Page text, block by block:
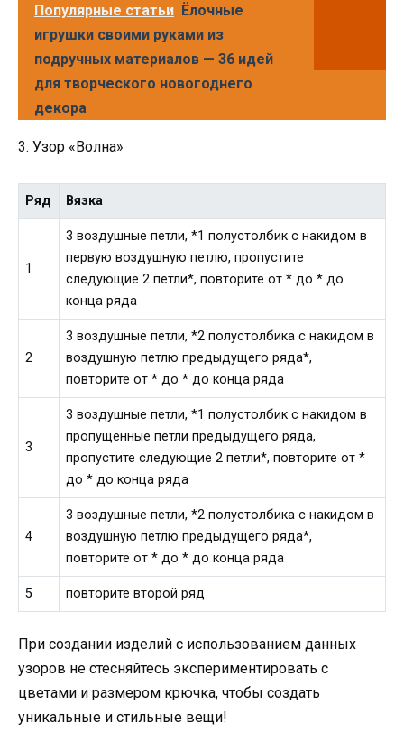
Популярные статьи Ёлочные
игрушки своими руками из
подручных материалов — 36 идей
для творческого новогоднего
декора
3. Узор «Волна»
Ряд Вязка
1
3 воздушные петли, *1 полустолбик с накидом в
первую воздушную петлю, пропустите
следующие 2 петли*, повторите от * до * до
конца ряда
2
3 воздушные петли, *2 полустолбика с накидом в
воздушную петлю предыдущего ряда*,
повторите от * до * до конца ряда
3
3 воздушные петли, *1 полустолбик с накидом в
пропущенные петли предыдущего ряда,
пропустите следующие 2 петли*, повторите от *
до * до конца ряда
4
3 воздушные петли, *2 полустолбика с накидом в
воздушную петлю предыдущего ряда*,
повторите от * до * до конца ряда
5 повторите второй ряд
При создании изделий с использованием данных
узоров не стесняйтесь экспериментировать с
цветами и размером крючка, чтобы создать
уникальные и стильные вещи!